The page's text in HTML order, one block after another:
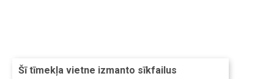
Šī tīmekļa vietne izmanto sīkfailus